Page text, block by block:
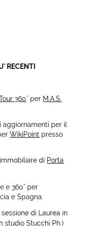
RECENTI
360° per M.A.S.
aggiornamenti per il
WikiPoint presso
immobiliare di Porta
e 360° per
e Spagna.
di Laurea in
studio Stucchi Ph.)